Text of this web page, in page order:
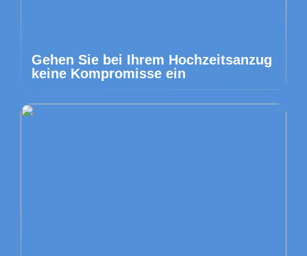
Gehen Sie bei Ihrem Hochzeitsanzug
keine Kompromisse ein